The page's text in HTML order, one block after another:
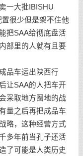
一大批IBISHU
很少但是架不住他
把SAA给彻底盘活
部里的人就有且要
品车运出陕西行
让SAA的人把车开
采取地方圈地的战
量之后再把成品车
略，这种经营方式
多年前当孔子还活
了可能是人类历史